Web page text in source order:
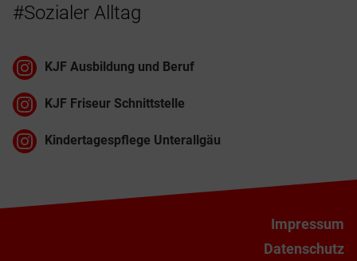
#Sozialer Alltag
KJF Ausbildung und Beruf
KJF Friseur Schnittstelle
Kindertagespflege Unterallgäu
Impressum
Datenschutz